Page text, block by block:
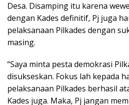
Desa. Disamping itu karena
dengan Kades definitif, Pj juga
pelaksanaan Pilkades dengan
masing.
“Saya minta pesta demokrasi
disukseskan. Fokus lah kepada
pelaksanaan Pilkades berhasil
Kades juga. Maka, Pj jangan